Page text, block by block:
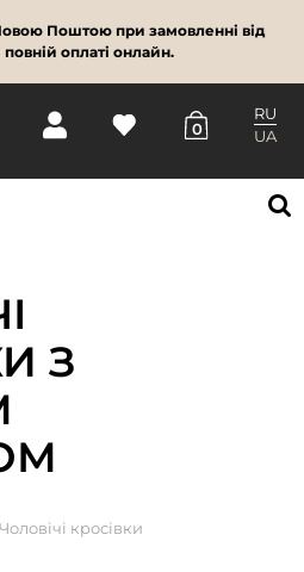
Поштою при замовленні від
оплаті онлайн.
0
RU
UA
З
Чоловічі кросівки